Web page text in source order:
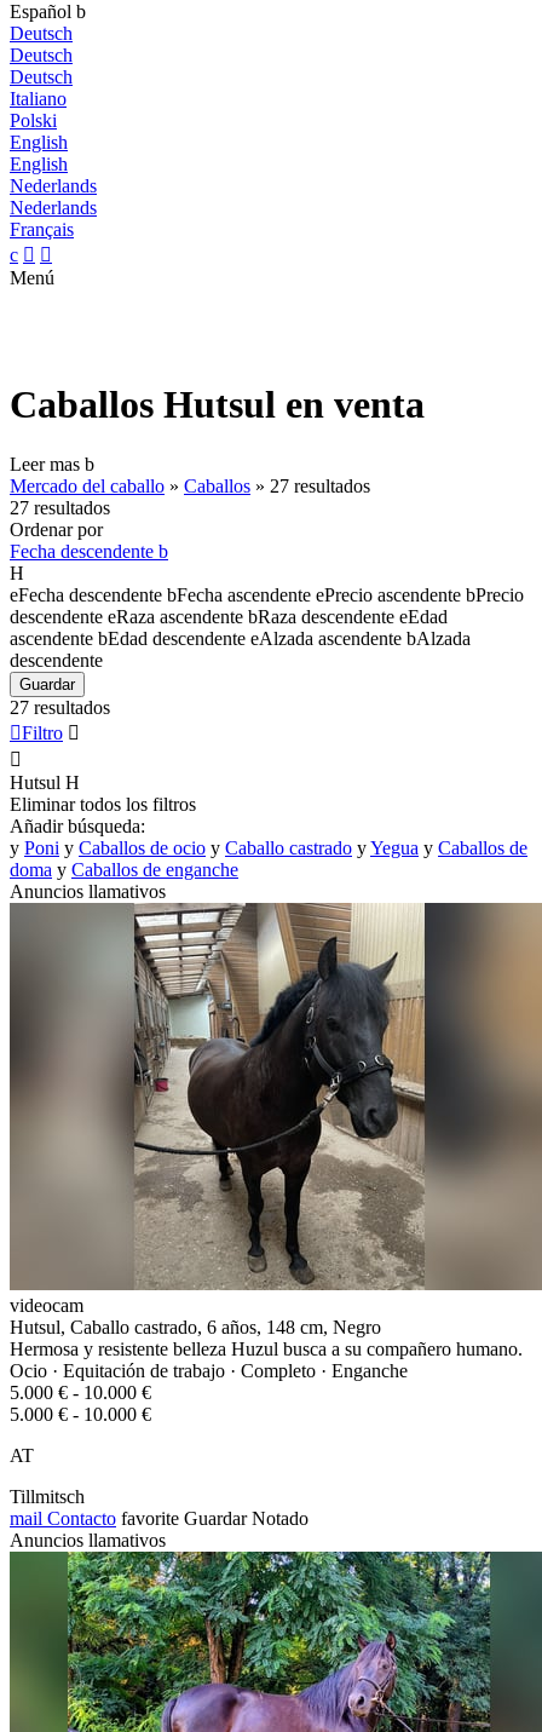
Español b
Deutsch
Deutsch
Deutsch
Italiano
Polski
English
English
Nederlands
Nederlands
Français
c  
Menú
Caballos Hutsul en venta
Leer mas b
Mercado del caballo » Caballos » 27 resultados
27 resultados
Ordenar por
Fecha descendente b
H
eFecha descendente bFecha ascendente ePrecio ascendente bPrecio
descendente eRaza ascendente bRaza descendente eEdad
ascendente bEdad descendente eAlzada ascendente bAlzada
descendente
Guardar
27 resultados
Filtro 

Hutsul H
Eliminar todos los filtros
Añadir búsqueda:
y Poni y Caballos de ocio y Caballo castrado yYegua y Caballos de
doma y Caballos de enganche
Anuncios llamativos
videocam
Hutsul, Caballo castrado, 6 años, 148 cm, Negro
Hermosa y resistente belleza Huzul busca a su compañero humano.
Ocio · Equitación de trabajo · Completo · Enganche
5.000 € - 10.000 €
5.000 € - 10.000 €
AT
Tillmitsch
mail Contacto favorite Guardar Notado
Anuncios llamativos